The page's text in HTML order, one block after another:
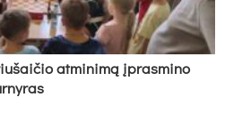
at­mi­ni­mą įpras­mi­no